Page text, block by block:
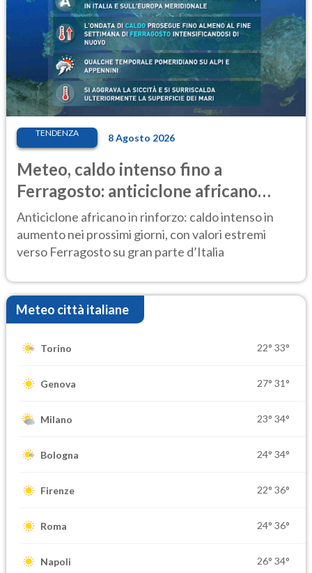
TENDENZA 8 Agosto 2026
Meteo, caldo intenso fino a
Ferragosto: anticiclone africano
ancora protagonista
Anticiclone africano in rinforzo: caldo intenso in
aumento nei prossimi giorni, con valori estremi
verso Ferragosto su gran parte d’Italia
Meteo città italiane
Torino 22° 33°
Genova 27° 31°
Milano 23° 34°
Bologna 24° 34°
Firenze 22° 36°
Roma 24° 36°
Napoli 26° 34°